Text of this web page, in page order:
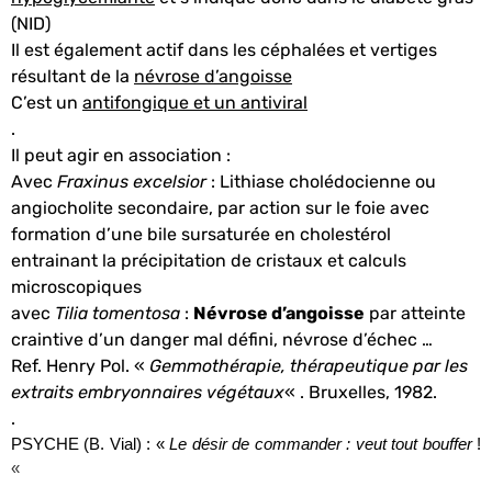
(NID)
Il est également actif dans les céphalées et vertiges
résultant de la névrose d’angoisse
C’est un antifongique et un antiviral
.
Il peut agir en association :
Avec Fraxinus excelsior: Lithiase cholédocienne ou
angiocholite secondaire, par action sur le foie avec
formation d’une bile sursaturée en cholestérol
entrainant la précipitation de cristaux et calculs
microscopiques
avec Tilia tomentosa : Névrose d’angoisse par atteinte
craintive d’un danger mal défini, névrose d’échec …
Ref. Henry Pol. « Gemmothérapie, thérapeutique par les
extraits embryonnaires végétaux« . Bruxelles, 1982.
.
PSYCHE (B. Vial) : «Le désir de commander : veut tout bouffer!
«